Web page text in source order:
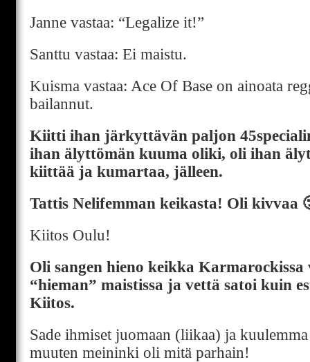
Janne vastaa: “Legalize it!”
Santtu vastaa: Ei maistu.
Kuisma vastaa: Ace Of Base on ainoata
bailannut.
Kiitti ihan järkyttävän paljon
ihan älyttömän kuuma oliki, oli ihan
kiittää ja kumartaa, jälleen.
Tattis Nelifemman keikasta! Oli kivvaa
Kiitos Oulu!
Oli sangen hieno keikka
“hieman” maistissa ja vettä satoi kuin
Kiitos.
Sade ihmiset juomaan (liikaa) ja
muuten meininki oli mitä parhain!